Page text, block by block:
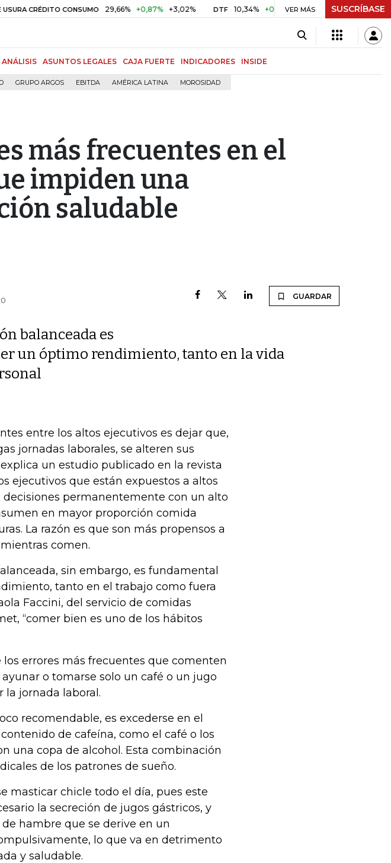
CONSUMO 29,66% +0,87% +3,02% DTF 10,34% +0,10% +0,98% UVR $ 416,86 +$
VER MÁS SUSCRÍBASE
ANÁLISIS ASUNTOS LEGALES CAJA FUERTE INDICADORES INSIDE
GRUPO ARGOS EBITDA AMÉRICA LATINA MOROSIDAD
más frecuentes en el
impiden una
saludable
GUARDAR
balanceada es
un óptimo rendimiento, tanto en la vida
entre los altos ejecutivos es dejar que,
jornadas laborales, se alteren sus
un estudio publicado en la revista
ejecutivos que están expuestos a altos
permanentemente con un alto
en mayor proporción comida
La razón es que son más propensos a
comen.
sin embargo, es fundamental
tanto en el trabajo como fuera
Faccini, del servicio de comidas
“comer bien es uno de los hábitos
los errores más frecuentes que comenten
o tomarse solo un café o un jugo
la jornada laboral.
recomendable, es excederse en el
de cafeína, como el café o los
una copa de alcohol. Esta combinación
de los patrones de sueño.
masticar chicle todo el día, pues este
la secreción de jugos gástricos, y
hambre que se derive en un
lo que va en detrimento
y saludable.